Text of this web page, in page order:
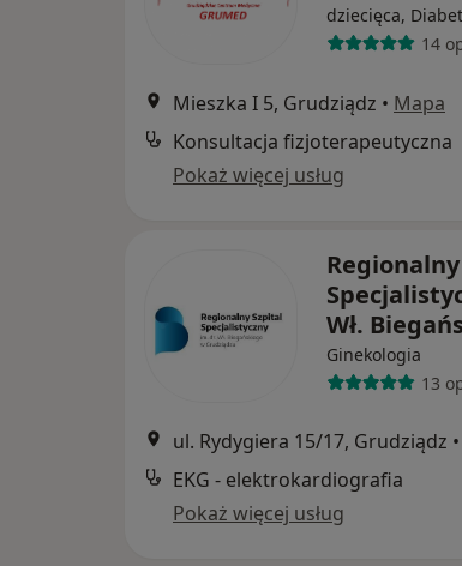
dziecięca,
14
Mieszka I 5, Grudziądz • Mapa
Konsultacja fizjoterapeutyczna
Pokaż więcej usług
Wł.
Ginekologia
13
ul. Rydygiera 15/17, Grudziądz •
EKG - elektrokardiografia
Pokaż więcej usług